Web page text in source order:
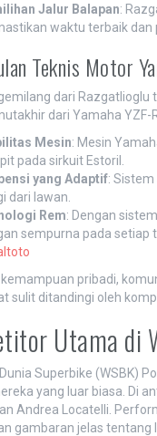
Jalur Balapan:
waktu terbaik dan
Teknis Motor
dari Razgatlioglu
dari Yamaha
Mesin: Mesin
pada sirkuit Estoril.
yang Adaptif:
dari lawan.
Rem: Dengan
sempurna pada setiap
pribadi,
sulit ditandingi oleh
Utama di
Superbike (WSBK)
yang luar biasa. Di
Andrea Locatelli.
gambaran jelas tentang